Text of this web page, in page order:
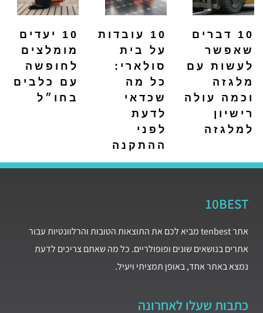
10 דברים
שאפשר
לעשות עם
מלגזה
וכמה עולה
רישיון
למלגזה
10 עובדות
על בית
סולארי:
כל מה
שכדאי
לדעת
לפני
ההתקנה
10 יעדים
מומלצים
לחופשה
עם כלבים
בחו״ל
10BEST
אתר tenbest מביא לכם את התוצאות הטובות והרלוונטיות עבור
אתרים בנושאים שונים ופופולריים. כל מה שאתם צריכים לדעת
נמצא באתר אחד, באופן תמציתי ויעיל.
כתבות שעלו לאחרונה